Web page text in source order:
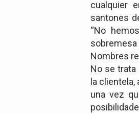
cualquier
santones
“No
sobremesa
Nombres
No se trata
la
una vez